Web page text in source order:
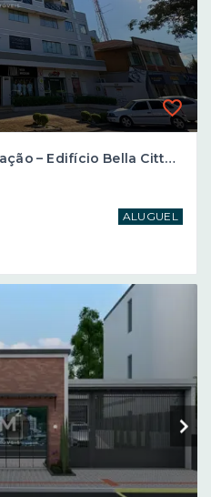
Sala Comercial para Locação – Edifício Bella Città – Centro – Pinhalzinho/SC
ALUGUEL